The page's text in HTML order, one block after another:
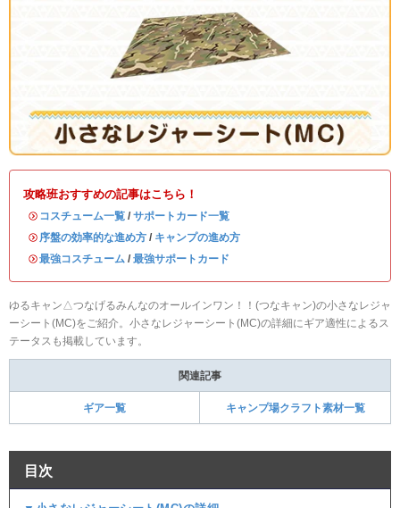
攻略班おすすめの記事はこちら！
・ コスチューム一覧 / サポートカード一覧
・ 序盤の効率的な進め方 / キャンプの進め方
・最強コスチューム / 最強サポートカード
ゆるキャン△つなげるみんなのオールインワン！！(つなキャン)の小さなレジャ
ーシート(MC)をご紹介。小さなレジャーシート(MC)の詳細にギア適性によるス
テータスも掲載しています。
関連記事
ギア一覧 キャンプ場クラフト素材一覧
目次